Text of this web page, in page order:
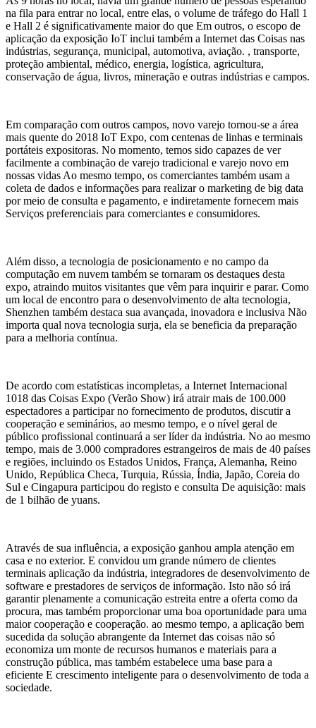
na fila para entrar no local, entre elas, o volume de tráfego do Hall 1
e Hall 2 é significativamente maior do que Em outros, o escopo de
aplicação da exposição IoT inclui também a Internet das Coisas nas
indústrias, segurança, municipal, automotiva, aviação. , transporte,
proteção ambiental, médico, energia, logística, agricultura,
conservação de água, livros, mineração e outras indústrias e campos.
Em comparação com outros campos, novo varejo tornou-se a área
mais quente do 2018 IoT Expo, com centenas de linhas e terminais
portáteis expositoras. No momento, temos sido capazes de ver
facilmente a combinação de varejo tradicional e varejo novo em
nossas vidas Ao mesmo tempo, os comerciantes também usam a
coleta de dados e informações para realizar o marketing de big data
por meio de consulta e pagamento, e indiretamente fornecem mais
Serviços preferenciais para comerciantes e consumidores.
Além disso, a tecnologia de posicionamento e no campo da
computação em nuvem também se tornaram os destaques desta
expo, atraindo muitos visitantes que vêm para inquirir e parar. Como
um local de encontro para o desenvolvimento de alta tecnologia,
Shenzhen também destaca sua avançada, inovadora e inclusiva Não
importa qual nova tecnologia surja, ela se beneficia da preparação
para a melhoria contínua.
De acordo com estatísticas incompletas, a Internet Internacional
1018 das Coisas Expo (Verão Show) irá atrair mais de 100.000
espectadores a participar no fornecimento de produtos, discutir a
cooperação e seminários, ao mesmo tempo, e o nível geral de
público profissional continuará a ser líder da indústria. No ao mesmo
tempo, mais de 3.000 compradores estrangeiros de mais de 40 países
e regiões, incluindo os Estados Unidos, França, Alemanha, Reino
Unido, República Checa, Turquia, Rússia, Índia, Japão, Coreia do
Sul e Cingapura participou do registo e consulta De aquisição: mais
de 1 bilhão de yuans.
Através de sua influência, a exposição ganhou ampla atenção em
casa e no exterior. E convidou um grande número de clientes
terminais aplicação da indústria, integradores de desenvolvimento de
software e prestadores de serviços de informação. Isto não só irá
garantir plenamente a comunicação estreita entre a oferta como da
procura, mas também proporcionar uma boa oportunidade para uma
maior cooperação e cooperação. ao mesmo tempo, a aplicação bem
sucedida da solução abrangente da Internet das coisas não só
economiza um monte de recursos humanos e materiais para a
construção pública, mas também estabelece uma base para a
eficiente E crescimento inteligente para o desenvolvimento de toda a
sociedade.